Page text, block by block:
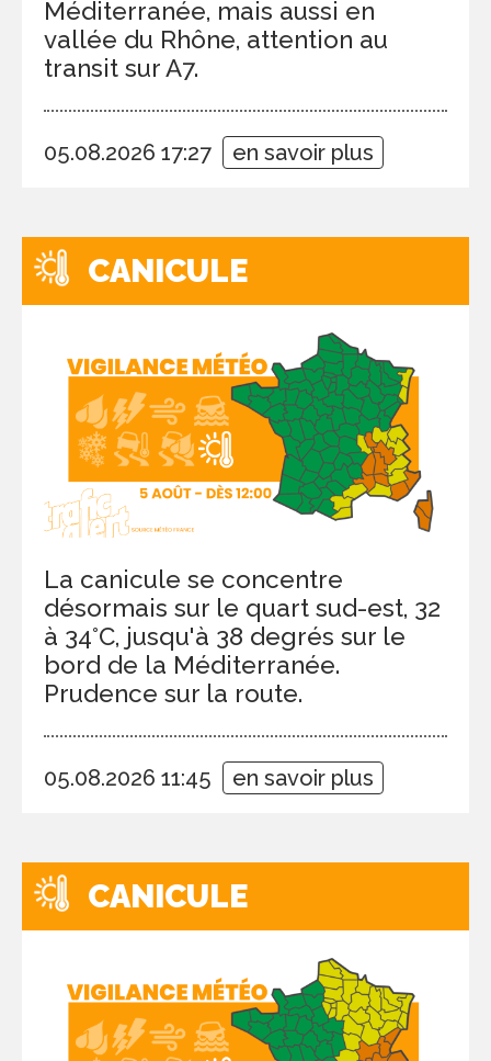
Méditerranée, mais aussi en
vallée du Rhône, attention au
transit sur A7.
05.08.2026 17:27 en savoir plus
CANICULE
La canicule se concentre
désormais sur le quart sud-est, 32
à 34°C, jusqu'à 38 degrés sur le
bord de la Méditerranée.
Prudence sur la route.
05.08.2026 11:45 en savoir plus
CANICULE